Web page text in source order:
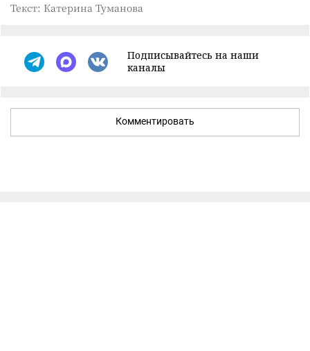
Текст: Катерина Туманова
Подписывайтесь на наши
каналы
Комментировать